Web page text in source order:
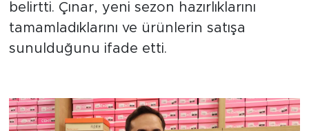
belirtti. Çınar, yeni sezon hazırlıklarını
tamamladıklarını ve ürünlerin satışa
sunulduğunu ifade etti.
Getirdi